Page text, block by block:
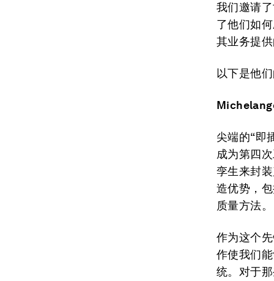
我们邀请
了他们如
其业务提
以下是他
尖端的“即
成为第四
孪生来封
造优势，
质量方法。
作为这个
作使我们
统。对于